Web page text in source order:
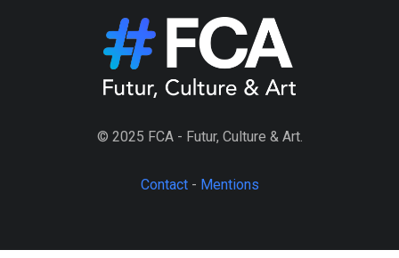
© 2025 FCA - Futur, Culture & Art.
Contact- Mentions